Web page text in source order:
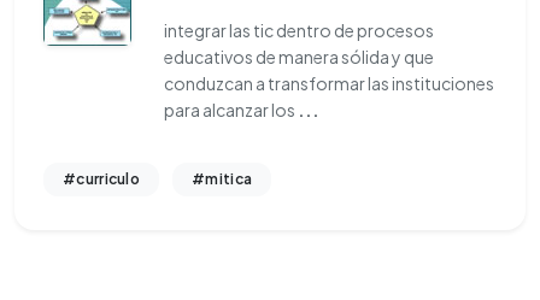
integrar las tic dentro de procesos
educativos de manera sólida y que
conduzcan a transformar las instituciones
para alcanzar los ...
#curriculo #mitica